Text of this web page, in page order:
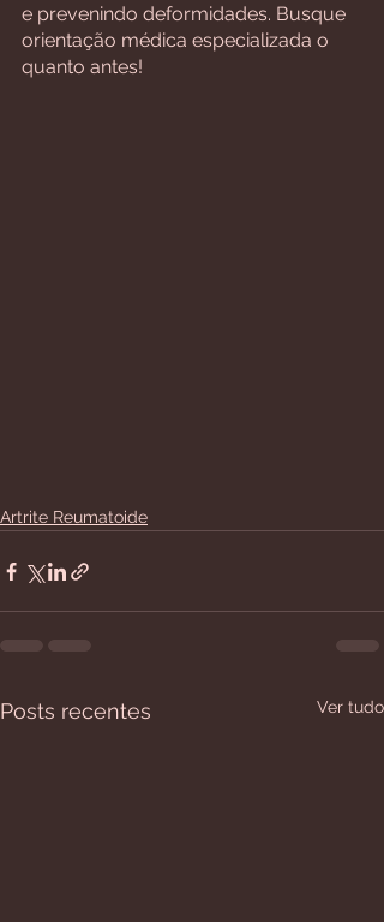
e prevenindo deformidades. Busque
orientação médica especializada o
quanto antes!
Artrite Reumatoide
Posts recentes Ver tudo